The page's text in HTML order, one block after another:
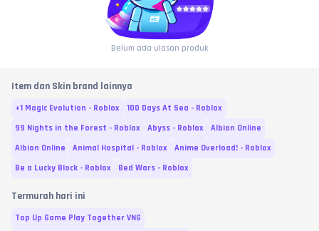
Belum ada ulasan produk
Item dan Skin brand lainnya
+1 Magic Evolution - Roblox
100 Days At Sea - Roblox
99 Nights in the Forest - Roblox
Abyss - Roblox
Albion Online
Albion Online
Animal Hospital - Roblox
Anime Overload! - Roblox
Be a Lucky Block - Roblox
Bed Wars - Roblox
Termurah hari ini
Top Up Game Play Together VNG